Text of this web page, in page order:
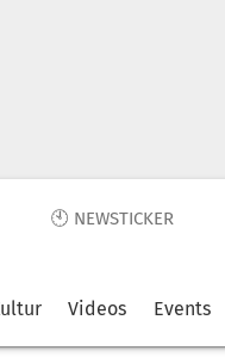
🕙 NEWSTICKER
Videos Events